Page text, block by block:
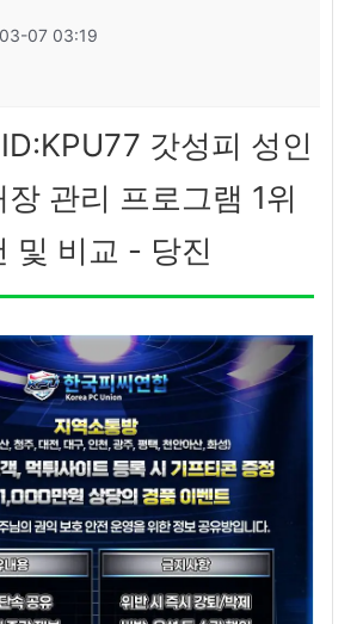
07 03:19
갓성피 성인
관리 프로그램 1위
및 비교 - 당진